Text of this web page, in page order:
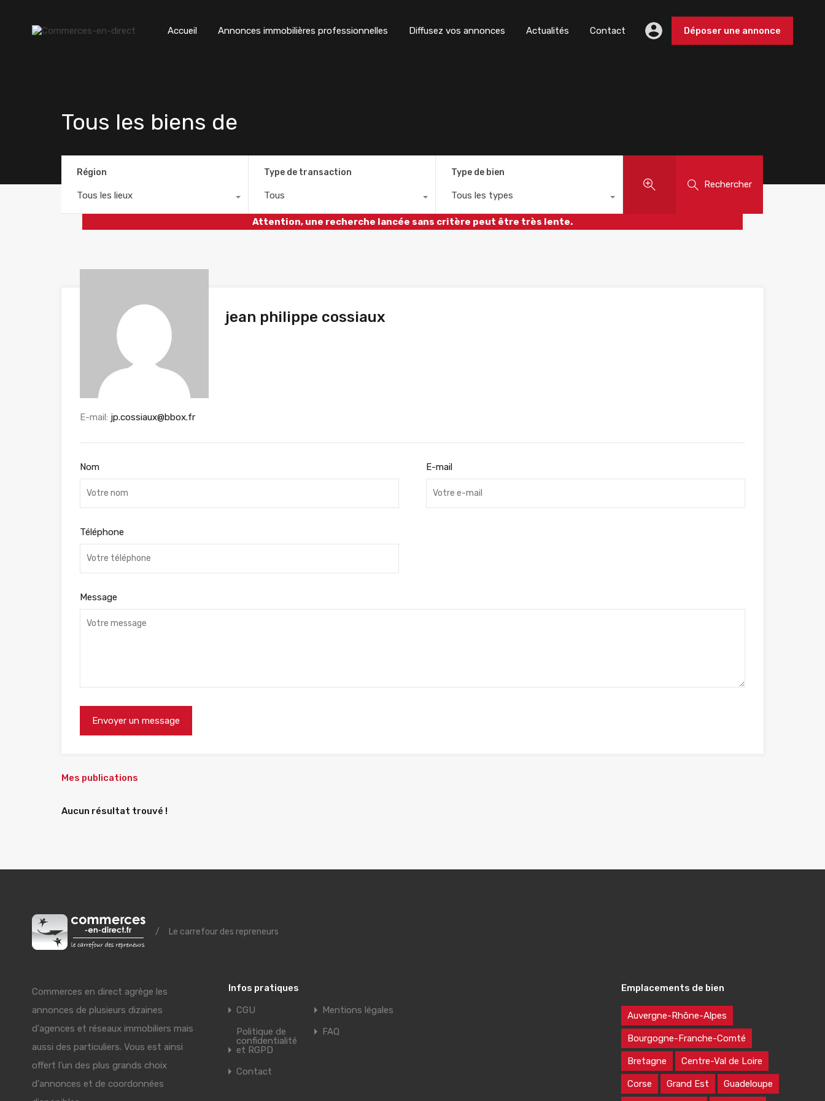
Accueil Annonces immobilières professionnelles Diffusez vos annonces Actualités Contact Déposer une annonce
Tous les biens de
Région
Tous les lieux
Type de transaction
Tous
Type de bien
Tous les types
Rechercher
Attention, une recherche lancée sans critère peut être très lente.
jean philippe cossiaux
E-mail: jp.cossiaux@bbox.fr
Nom E-mail
Téléphone
Message
Mes publications
Aucun résultat trouvé !
/ Le carrefour des repreneurs
Commerces en direct agrège les
annonces de plusieurs dizaines
d'agences et réseaux immobiliers mais
aussi des particuliers. Vous est ainsi
offert l'un des plus grands choix
d'annonces et de coordonnées
Infos pratiques
CGU
Mentions légales
Politique de
confidentialité
et RGPD
FAQ
Contact
Emplacements de bien
Auvergne-Rhône-Alpes
Bourgogne-Franche-Comté
Bretagne Centre-Val de Loire
Corse Grand Est Guadeloupe